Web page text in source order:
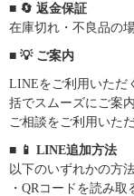
■ 🔄 返金保証
在庫切れ・不良品の
■ 💡 ご案内
LINEをご利用いただ
括でスムーズにご案
ご相談をご利用いた
■ 📱 LINE追加方法
以下のいずれかの方
・QRコードを読み取